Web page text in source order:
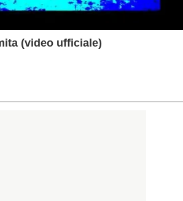
(video ufficiale)